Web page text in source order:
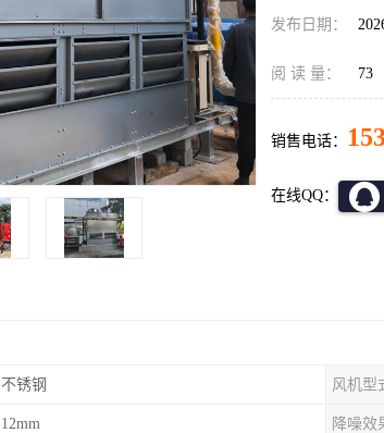
发布日期：
阅 读 量： 73
销售电话：
在线QQ：
不锈钢 风机型
12mm 降噪效